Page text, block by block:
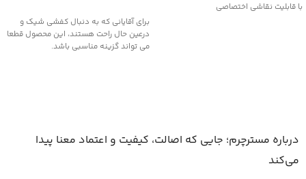
با قابلیت نقاشی اختصاصی
برای آقایانی که به دنبال کفشی شیک و
درعین حال راحت هستند، این محصول قطعا
می تواند گزینه مناسبی باشد.
درباره مسترچرم؛ جایی که اصالت، کیفیت و اعتماد معنا پیدا
می‌کند